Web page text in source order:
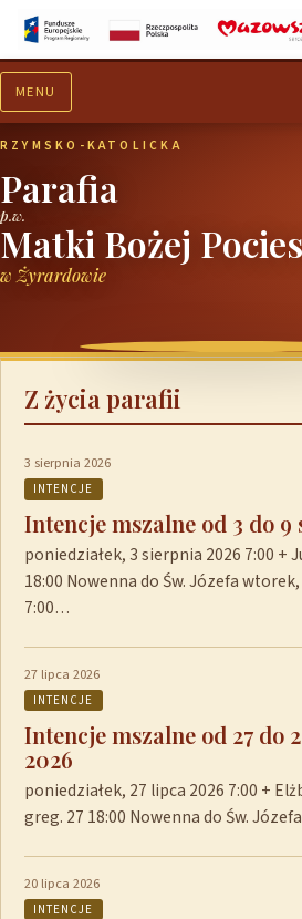
MENU
RZYMSKO-KATOLICKA
Parafia
p.w.
Matki Bożej
w Żyrardowie
Z życia parafii
3 sierpnia 2026
INTENCJE
Intencje mszalne od 3 do 9
poniedziałek, 3 sierpnia 2026 7:00 +
18:00 Nowenna do Św. Józefa
7:00…
27 lipca 2026
INTENCJE
Intencje mszalne od 27 do
2026
poniedziałek, 27 lipca 2026 7:00 +
greg. 27 18:00 Nowenna do Św.
20 lipca 2026
INTENCJE